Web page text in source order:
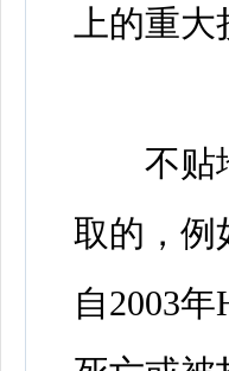
上的重大
不贴地
取的，例
自2003